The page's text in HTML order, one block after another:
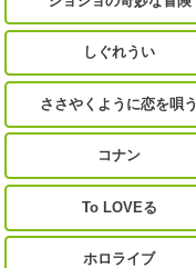
しぐれうい
ささやくように恋を唄う
コナン
To LOVEる
ホロライブ